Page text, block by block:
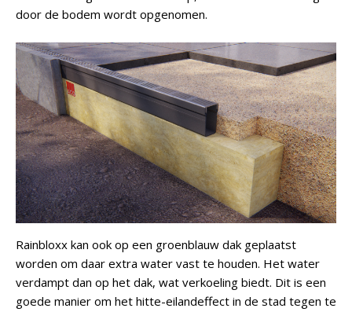
door de bodem wordt opgenomen.
Rainbloxx kan ook op een groenblauw dak geplaatst
worden om daar extra water vast te houden. Het water
verdampt dan op het dak, wat verkoeling biedt. Dit is een
goede manier om het hitte-eilandeffect in de stad tegen te